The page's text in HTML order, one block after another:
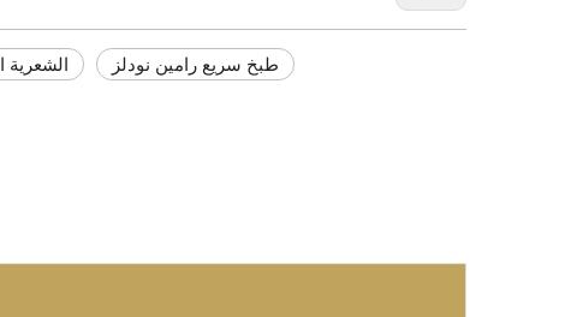
طبخ سريع رامين نودلز